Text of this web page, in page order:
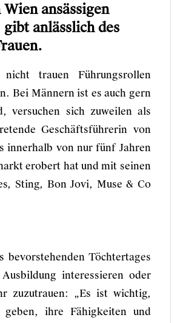
ansässigen
anlässlich des
trauen Führungsrollen
Bei Männern ist es auch gern
versuchen sich zuweilen als
Geschäftsführerin von
innerhalb von nur fünf Jahren
erobert hat und mit seinen
Sting, Bon Jovi, Muse & Co
Töchtertages
interessieren oder
zuzutrauen: „Es ist wichtig,
ihre Fähigkeiten und